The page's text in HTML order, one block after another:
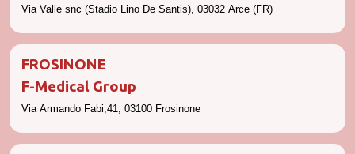
Via Valle snc (Stadio Lino De Santis), 03032 Arce (FR)
FROSINONE
F-Medical Group
Via Armando Fabi,41, 03100 Frosinone